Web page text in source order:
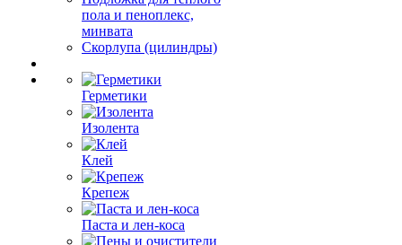
пола и пеноплекс,
минвата
Скорлупа (цилиндры)
Герметики
Изолента
Клей
Крепеж
Паста и лен-коса